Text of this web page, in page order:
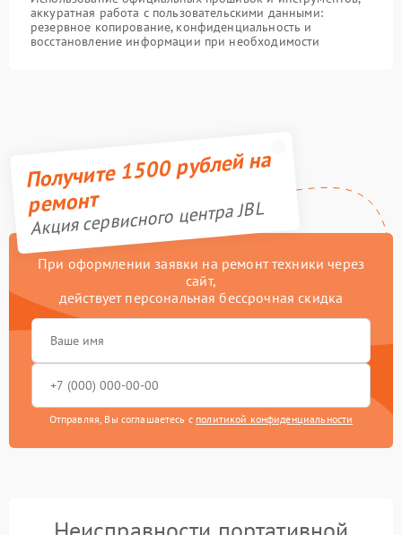
аккуратная работа с пользовательскими данными:
резервное копирование, конфиденциальность и
восстановление информации при необходимости
Получите 1500 рублей на
ремонт
Акция сервисного центра JBL
При оформлении заявки на ремонт техники через
сайт,
действует персональная бессрочная скидка
Отправляя, Вы соглашаетесь с политикой конфиденциальности